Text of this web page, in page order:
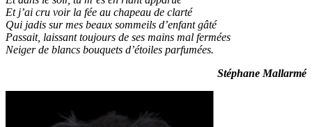
Et j’ai cru voir la fée au chapeau de clarté
Qui jadis sur mes beaux sommeils d’enfant gâté
Passait, laissant toujours de ses mains mal fermées
Neiger de blancs bouquets d’étoiles parfumées.
Stéphane Mallarmé